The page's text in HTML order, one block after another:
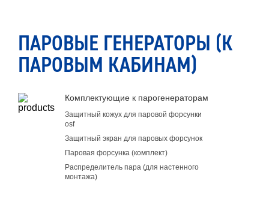
ПАРОВЫЕ ГЕНЕРАТОРЫ (К
ПАРОВЫМ КАБИНАМ)
Комплектующие к парогенераторам
Защитный кожух для паровой форсунки
osf
Защитный экран для паровых форсунок
Паровая форсунка (комплект)
Распределитель пара (для настенного
монтажа)